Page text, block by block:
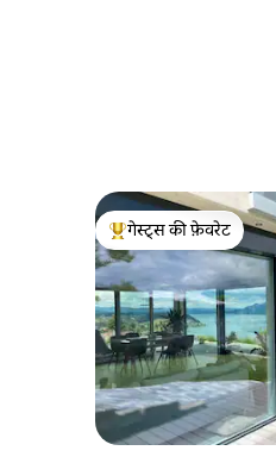
गेस्ट्स का टॉप फ़ेवरेट
गेस्ट्स की फ़ेवरेट